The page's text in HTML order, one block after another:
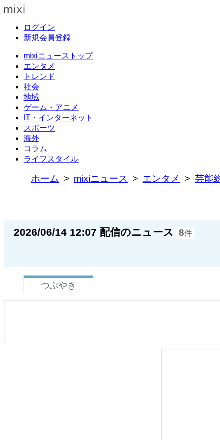
ログイン
新規会員登録
mixiニューストップ
エンタメ
トレンド
社会
地域
ゲーム・アニメ
IT・インターネット
スポーツ
海外
コラム
ライフスタイル
ホーム mixiニュース エンタメ 芸能
2026/06/14 12:07 配信のニュース 8件
つぶやき